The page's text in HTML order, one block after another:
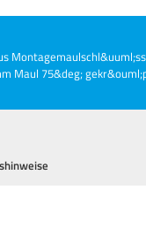
Maul 75&deg;